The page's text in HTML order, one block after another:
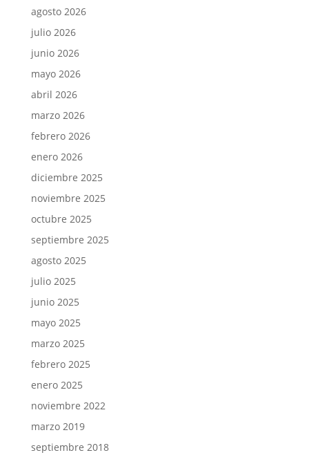
agosto 2026
julio 2026
junio 2026
mayo 2026
abril 2026
marzo 2026
febrero 2026
enero 2026
diciembre 2025
noviembre 2025
octubre 2025
septiembre 2025
agosto 2025
julio 2025
junio 2025
mayo 2025
marzo 2025
febrero 2025
enero 2025
noviembre 2022
marzo 2019
septiembre 2018